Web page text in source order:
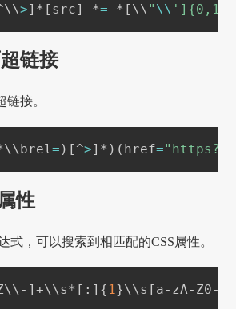
\\>] * [ src] *= * [ \\ " \\
链接
链接。
\\ brel= ) [ ^>] * ) ( href="https?:
性
式，可以搜索到相匹配的CSS属性。
\\ - ]+\\s* [ : ] { 1}\\s [ a-zA-Z0-9